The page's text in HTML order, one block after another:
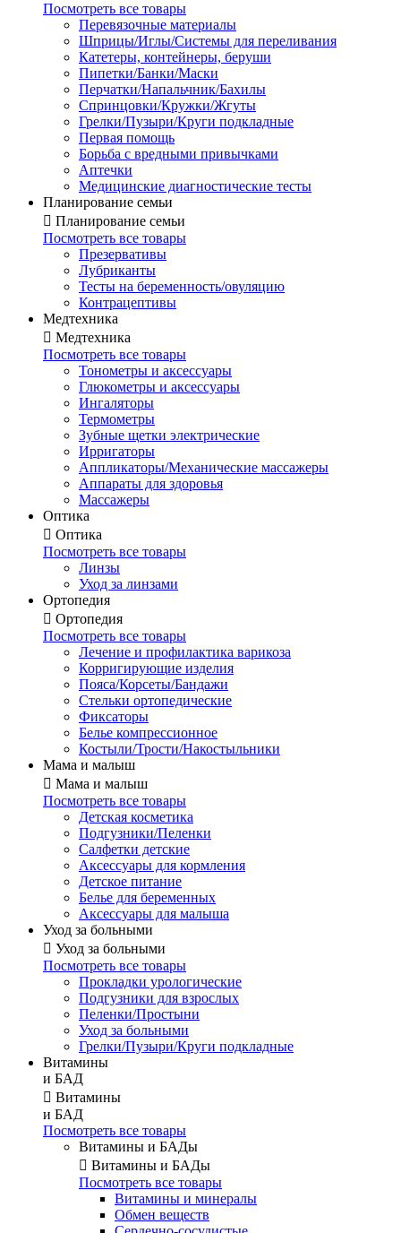
Посмотреть все товары
Перевязочные материалы
Шприцы/Иглы/Системы для переливания
Катетеры, контейнеры, беруши
Пипетки/Банки/Маски
Перчатки/Напальчник/Бахилы
Спринцовки/Кружки/Жгуты
Грелки/Пузыри/Круги подкладные
Первая помощь
Борьба с вредными привычками
Аптечки
Медицинские диагностические тесты
Планирование семьи
 Планирование семьи
Посмотреть все товары
Презервативы
Лубриканты
Тесты на беременность/овуляцию
Контрацептивы
Медтехника
 Медтехника
Посмотреть все товары
Тонометры и аксессуары
Глюкометры и аксессуары
Ингаляторы
Термометры
Зубные щетки электрические
Ирригаторы
Аппликаторы/Механические массажеры
Аппараты для здоровья
Массажеры
Оптика
 Оптика
Посмотреть все товары
Линзы
Уход за линзами
Ортопедия
 Ортопедия
Посмотреть все товары
Лечение и профилактика варикоза
Корригирующие изделия
Пояса/Корсеты/Бандажи
Стельки ортопедические
Фиксаторы
Белье компрессионное
Костыли/Трости/Накостыльники
Мама и малыш
 Мама и малыш
Посмотреть все товары
Детская косметика
Подгузники/Пеленки
Салфетки детские
Аксессуары для кормления
Детское питание
Белье для беременных
Аксессуары для малыша
Уход за больными
 Уход за больными
Посмотреть все товары
Прокладки урологические
Подгузники для взрослых
Пеленки/Простыни
Уход за больными
Грелки/Пузыри/Круги подкладные
Витамины
и БАД
 Витамины
и БАД
Посмотреть все товары
Витамины и БАДы
 Витамины и БАДы
Посмотреть все товары
Витамины и минералы
Обмен веществ